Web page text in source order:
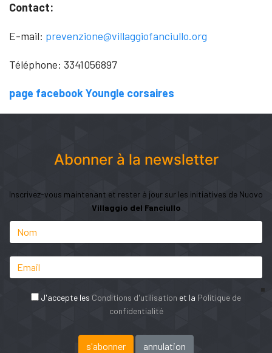
Contact:
E-mail: prevenzione@villaggiofanciullo.org
Téléphone: 3341056897
page facebook Youngle corsaires
Abonner à la newsletter
Inscrivez-vous maintenant et rester à jour sur les initiatives de Nuovo
Villaggio del Fanciullo
J'accepte les Conditions d'utilisation et la Politique de
confidentialité